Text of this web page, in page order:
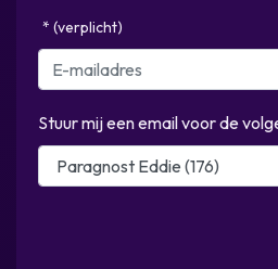
* (verplicht)
Stuur mij een email voor de